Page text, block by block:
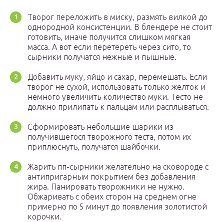
Творог переложить в миску, размять вилкой до
однородной консистенции. В блендере не стоит
готовить, иначе получится слишком мягкая
масса. А вот если перетереть через сито, то
сырники получатся нежные и пышные.
Добавить муку, яйцо и сахар, перемешать. Если
творог не сухой, использовать только желток и
немного увеличить количество муки. Тесто не
должно прилипать к пальцам или расплываться.
Сформировать небольшие шарики из
получившегося творожного теста, потом их
приплюснуть, получатся шайбочки.
Жарить пп-сырники желательно на сковороде с
антипригарным покрытием без добавления
жира. Панировать творожники не нужно.
Обжаривать с обеих сторон на среднем огне
примерно по 5 минут до появления золотистой
корочки.